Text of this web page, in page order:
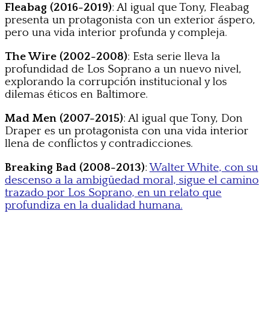
Fleabag (2016-2019): Al igual que Tony, Fleabag
presenta un protagonista con un exterior áspero,
pero una vida interior profunda y compleja.
The Wire (2002-2008): Esta serie lleva la
profundidad de Los Soprano a un nuevo nivel,
explorando la corrupción institucional y los
dilemas éticos en Baltimore.
Mad Men (2007-2015): Al igual que Tony, Don
Draper es un protagonista con una vida interior
llena de conflictos y contradicciones.
Breaking Bad (2008-2013):Walter White, con su
descenso a la ambigüedad moral, sigue el camino
trazado por Los Soprano, en un relato que
profundiza en la dualidad humana.